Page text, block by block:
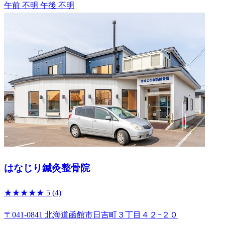
午前 不明 午後 不明
はなじり鍼灸整骨院
★★★★★ 5 (4)
〒041-0841 北海道函館市日吉町３丁目４２−２０